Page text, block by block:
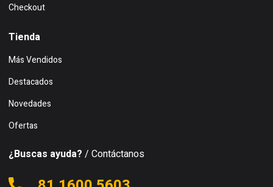
Checkout
Tienda
Más Vendidos
Destacados
Novedades
Ofertas
¿Buscas ayuda? / Contáctanos